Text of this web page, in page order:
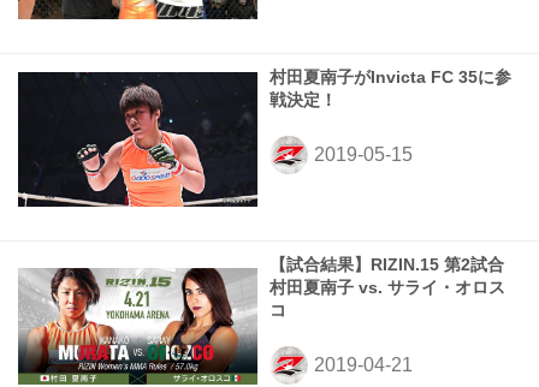
村田夏南子がInvicta FC 35に参
戦決定！
【試合結果】RIZIN.15 第2試合
村田夏南子 vs. サライ・オロス
コ